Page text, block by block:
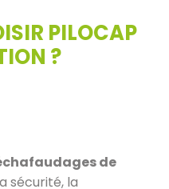
PILOCAP
?
de
sécurité, la